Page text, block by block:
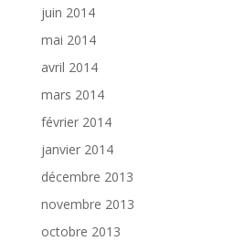
juin 2014
mai 2014
avril 2014
mars 2014
février 2014
janvier 2014
décembre 2013
novembre 2013
octobre 2013